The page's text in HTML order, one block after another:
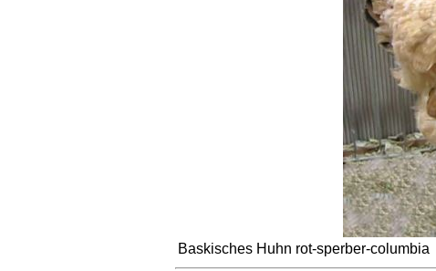
Baskisches Huhn rot-sperber-columbia